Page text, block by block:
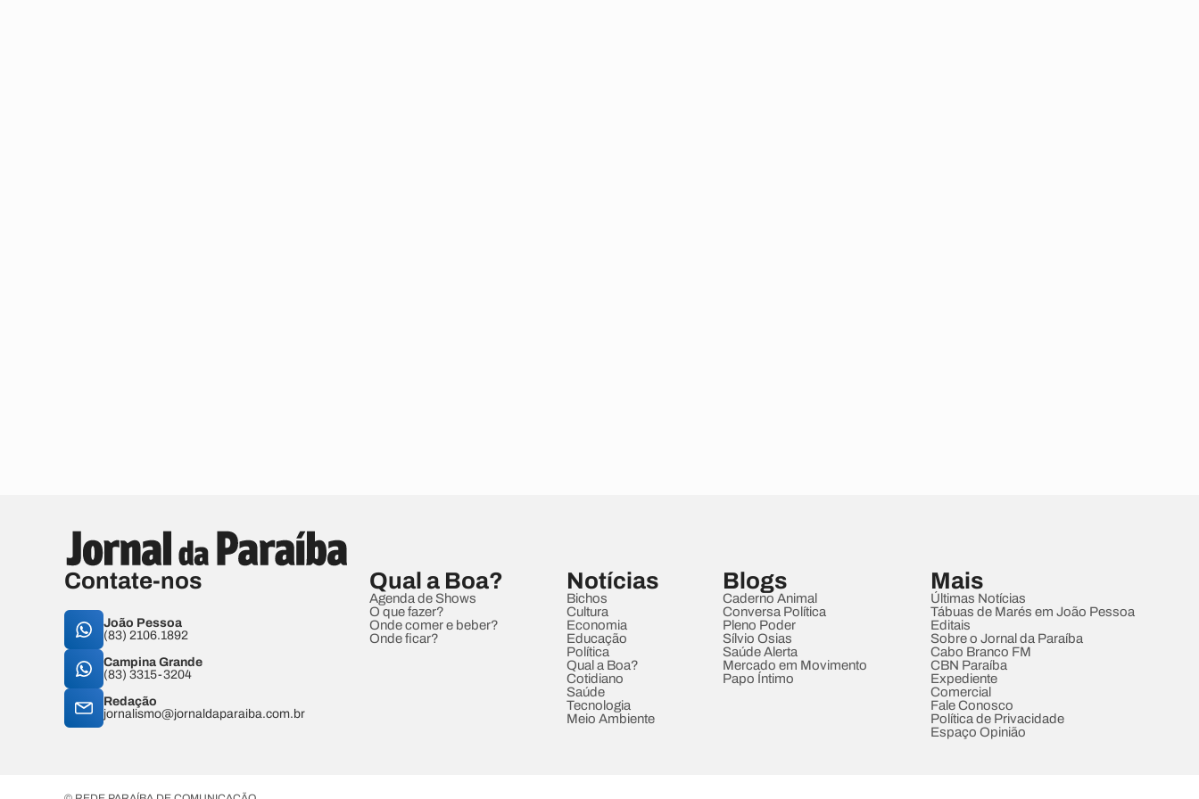
Contate-nos
João Pessoa
(83) 2106.1892
Campina Grande
(83) 3315-3204
Redação
jornalismo@jornaldaparaiba.com.br
Qual a Boa?
Agenda de Shows
O que fazer?
Onde comer e beber?
Onde ficar?
Notícias
Bichos
Cultura
Economia
Educação
Política
Qual a Boa?
Cotidiano
Saúde
Tecnologia
Meio Ambiente
Blogs
Caderno Animal
Conversa Política
Pleno Poder
Sílvio Osias
Saúde Alerta
Mercado em Movimento
Papo Íntimo
Mais
Últimas Notícias
Tábuas de Marés em João Pessoa
Editais
Sobre o Jornal da Paraíba
Cabo Branco FM
CBN Paraíba
Expediente
Comercial
Fale Conosco
Política de Privacidade
Espaço Opinião